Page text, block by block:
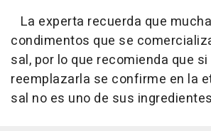
La experta recuerda que
condimentos que se
sal, por lo que recomienda que
reemplazarla se confirme en la
sal no es uno de sus